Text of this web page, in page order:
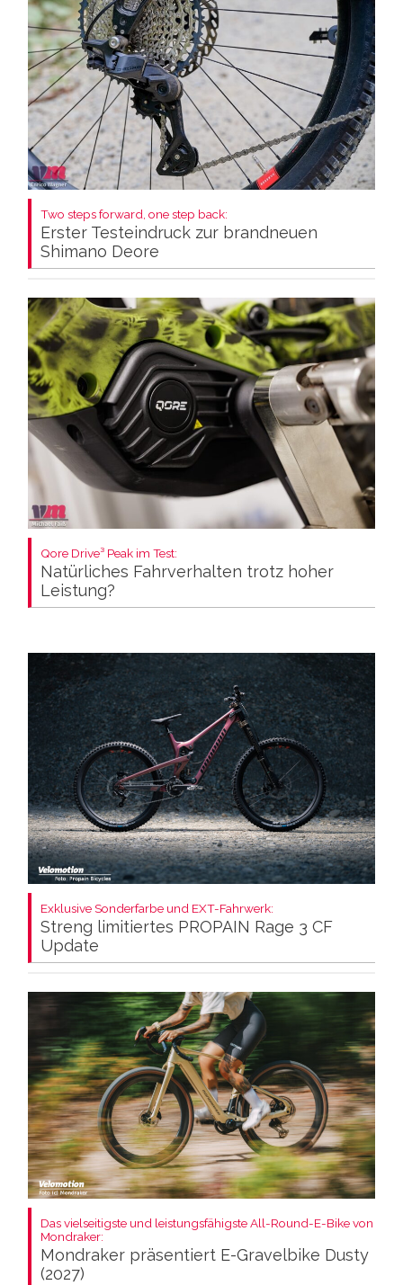
Two steps forward, one step back:
Erster Testeindruck zur brandneuen
Shimano Deore
Qore Drive³ Peak im Test:
Natürliches Fahrverhalten trotz hoher
Leistung?
Exklusive Sonderfarbe und EXT-Fahrwerk:
Streng limitiertes PROPAIN Rage 3 CF
Update
Das vielseitigste und leistungsfähigste All-Round-E-Bike von
Mondraker:
Mondraker präsentiert E-Gravelbike Dusty
(2027)